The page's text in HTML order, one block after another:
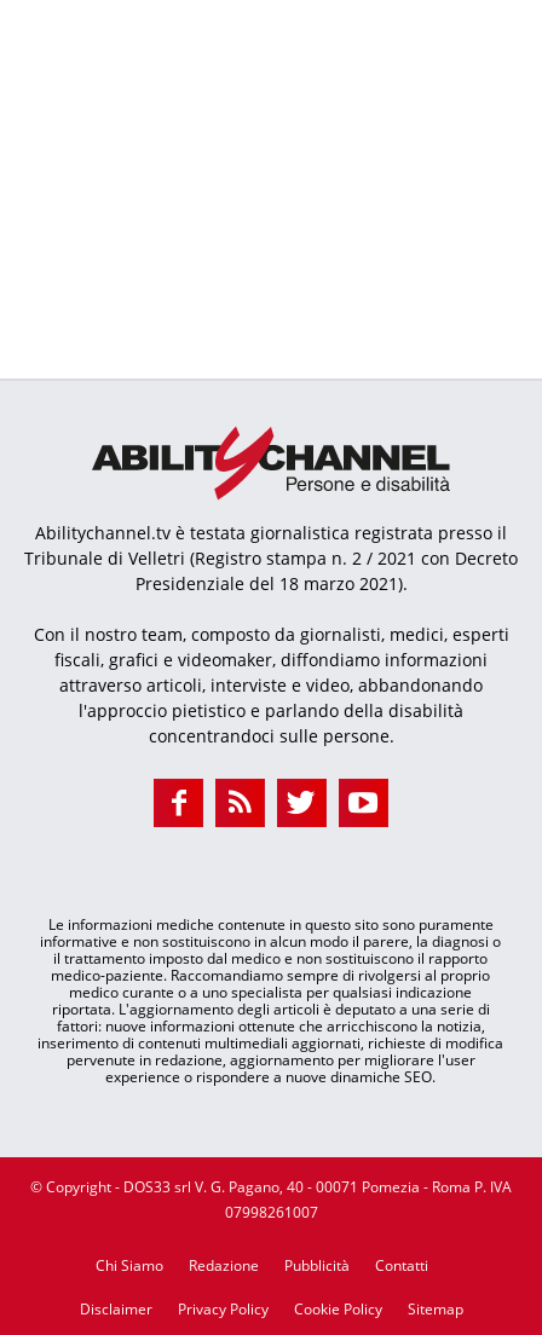
Abilitychannel.tv è testata giornalistica registrata presso il
Tribunale di Velletri (Registro stampa n. 2 / 2021 con Decreto
Presidenziale del 18 marzo 2021).
Con il nostro team, composto da giornalisti, medici, esperti
fiscali, grafici e videomaker, diffondiamo informazioni
attraverso articoli, interviste e video, abbandonando
l'approccio pietistico e parlando della disabilità
concentrandoci sulle persone.
Le informazioni mediche contenute in questo sito sono puramente
informative e non sostituiscono in alcun modo il parere, la diagnosi o
il trattamento imposto dal medico e non sostituiscono il rapporto
medico-paziente. Raccomandiamo sempre di rivolgersi al proprio
medico curante o a uno specialista per qualsiasi indicazione
riportata. L'aggiornamento degli articoli è deputato a una serie di
fattori: nuove informazioni ottenute che arricchiscono la notizia,
inserimento di contenuti multimediali aggiornati, richieste di modifica
pervenute in redazione, aggiornamento per migliorare l'user
experience o rispondere a nuove dinamiche SEO.
© Copyright - DOS33 srl V. G. Pagano, 40 - 00071 Pomezia - Roma P. IVA
07998261007
Chi Siamo Redazione Pubblicità Contatti
Disclaimer Privacy Policy Cookie Policy Sitemap